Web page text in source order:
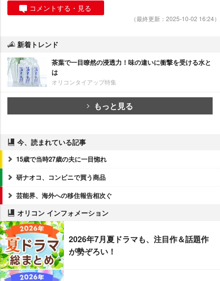
コメントする・見る
（最終更新：2025-10-02 16:24）
新着トレンド
茶葉で一目瞭然の浸透力！味の違いに衝撃を受ける水と
は
オリコンタイアップ特集
もっと見る
今、読まれている記事
15歳で当時27歳の夫に一目惚れ
研ナオコ、コンビニで買う商品
芸能界、海外への移住報告相次ぐ
オリコン インフォメーション
2026年7月夏ドラマも、注目作＆話題作
が勢ぞろい！